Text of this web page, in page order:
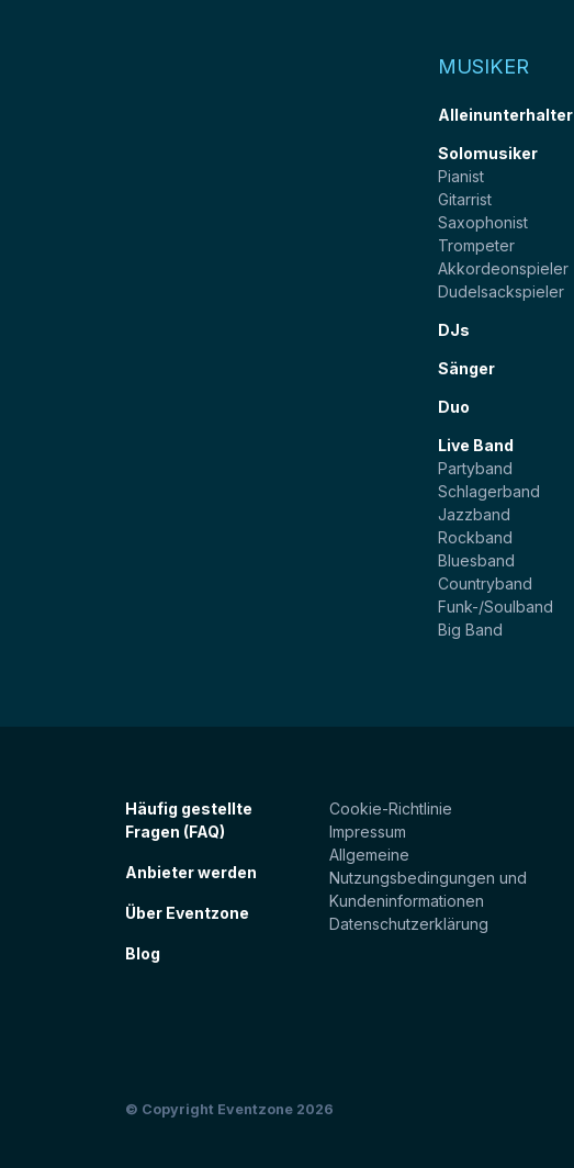
MUSIKER
Alleinunterhalter
Solomusiker
Pianist
Gitarrist
Saxophonist
Trompeter
Akkordeonspieler
Dudelsackspieler
DJs
Sänger
Duo
Live Band
Partyband
Schlagerband
Jazzband
Rockband
Bluesband
Countryband
Funk-/Soulband
Big Band
Häufig gestellte
Fragen (FAQ)
Anbieter werden
Über Eventzone
Blog
Cookie-Richtlinie
Impressum
Allgemeine
Nutzungsbedingungen und
Kundeninformationen
Datenschutzerklärung
© Copyright Eventzone 2026